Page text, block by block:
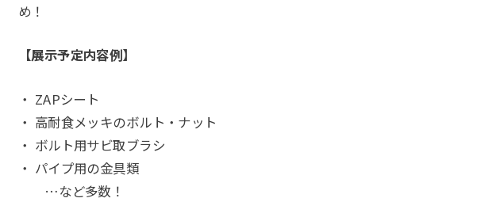
め！
【展示予定内容例】
・ ZAPシート
・ 高耐食メッキのボルト・ナット
・ ボルト用サビ取ブラシ
・ パイプ用の金具類
…など多数！